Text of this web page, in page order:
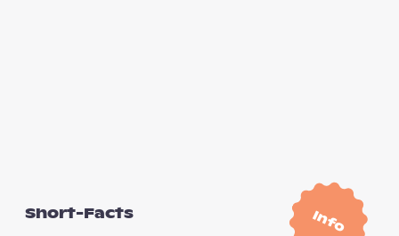
Info
Short-Facts